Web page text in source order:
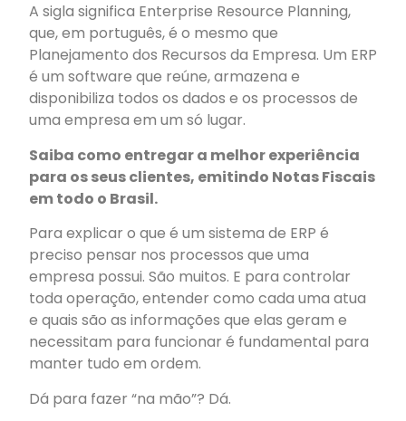
A sigla significa Enterprise Resource Planning,
que, em português, é o mesmo que
Planejamento dos Recursos da Empresa. Um ERP
é um software que reúne, armazena e
disponibiliza todos os dados e os processos de
uma empresa em um só lugar.
Saiba como entregar a melhor experiência
para os seus clientes, emitindo Notas Fiscais
em todo o Brasil.
Para explicar o que é um sistema de ERP é
preciso pensar nos processos que uma
empresa possui. São muitos. E para controlar
toda operação, entender como cada uma atua
e quais são as informações que elas geram e
necessitam para funcionar é fundamental para
manter tudo em ordem.
Dá para fazer “na mão”? Dá.